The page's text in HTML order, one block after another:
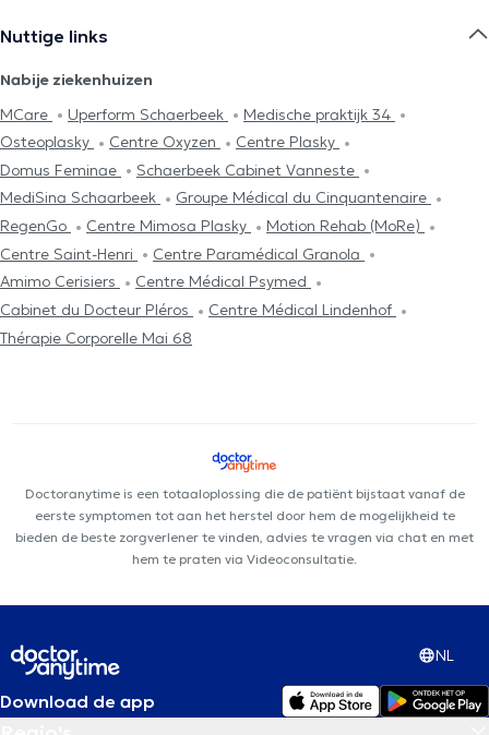
Nuttige links
Nabije ziekenhuizen
MCare
Uperform Schaerbeek
Medische praktijk 34
Osteoplasky
Centre Oxyzen
Centre Plasky
Domus Feminae
Schaerbeek Cabinet Vanneste
MediSina Schaarbeek
Groupe Médical du Cinquantenaire
RegenGo
Centre Mimosa Plasky
Motion Rehab (MoRe)
Centre Saint-Henri
Centre Paramédical Granola
Amimo Cerisiers
Centre Médical Psymed
Cabinet du Docteur Pléros
Centre Médical Lindenhof
Thérapie Corporelle Mai 68
Doctoranytime is een totaaloplossing die de patiënt bijstaat vanaf de
eerste symptomen tot aan het herstel door hem de mogelijkheid te
bieden de beste zorgverlener te vinden, advies te vragen via chat en met
hem te praten via Videoconsultatie.
NL
Download de app